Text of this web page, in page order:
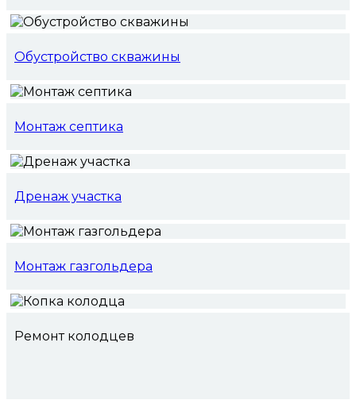
Обустройство скважины
Монтаж септика
Дренаж участка
Монтаж газгольдера
Ремонт колодцев